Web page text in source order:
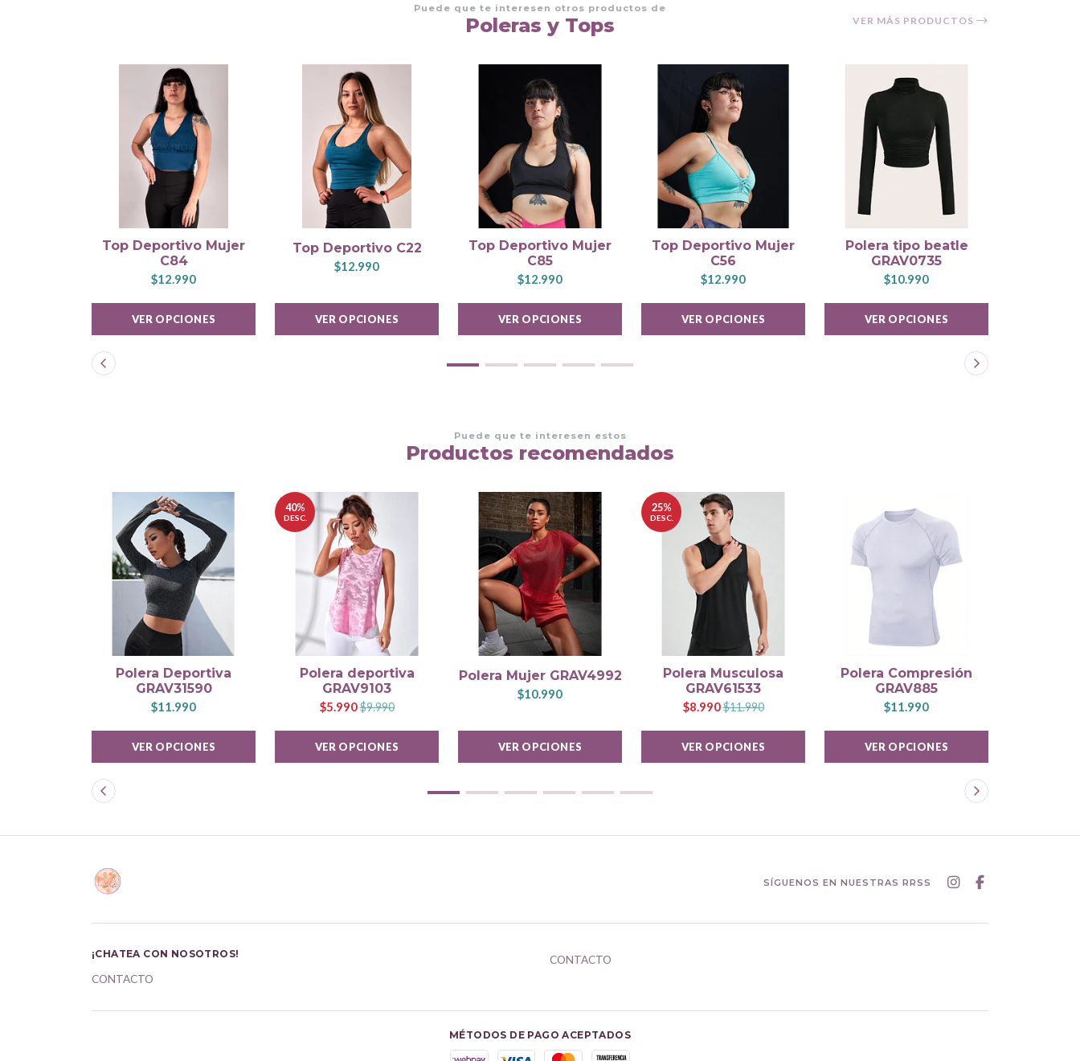
Puede que te interesen otros productos de
Poleras y Tops VER MÁS PRODUCTOS
Top Deportivo Mujer
C84
$12.990
VER OPCIONES
Top Deportivo C22
$12.990
VER OPCIONES
Top Deportivo Mujer
C85
$12.990
VER OPCIONES
Top Deportivo Mujer
C56
$12.990
VER OPCIONES
Polera tipo beatle
GRAV0735
$10.990
VER OPCIONES
Puede que te interesen estos
Productos recomendados
Polera Deportiva
GRAV31590
$11.990
VER OPCIONES
40%
DESC.
Polera deportiva
GRAV9103
$5.990$9.990
VER OPCIONES
Polera Mujer GRAV4992
$10.990
VER OPCIONES
25%
DESC.
Polera Musculosa
GRAV61533
$8.990$11.990
VER OPCIONES
Polera Compresión
GRAV885
$11.990
VER OPCIONES
SÍGUENOS EN NUESTRAS RRSS
¡CHATEA CON NOSOTROS!
CONTACTO
CONTACTO
MÉTODOS DE PAGO ACEPTADOS